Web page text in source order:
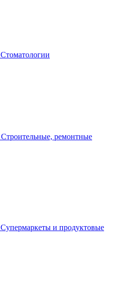
Стоматологии
Строительные, ремонтные
Супермаркеты и продуктовые